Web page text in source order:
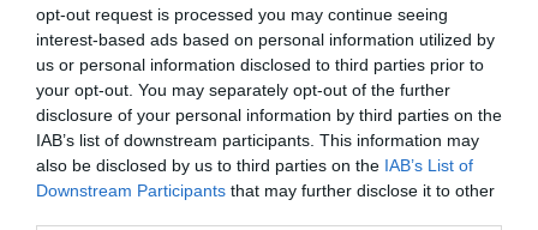
opt-out request is processed you may continue seeing
interest-based ads based on personal information utilized by
us or personal information disclosed to third parties prior to
your opt-out. You may separately opt-out of the further
disclosure of your personal information by third parties on the
IAB’s list of downstream participants. This information may
also be disclosed by us to third parties on the IAB’s List of
Downstream Participants that may further disclose it to other